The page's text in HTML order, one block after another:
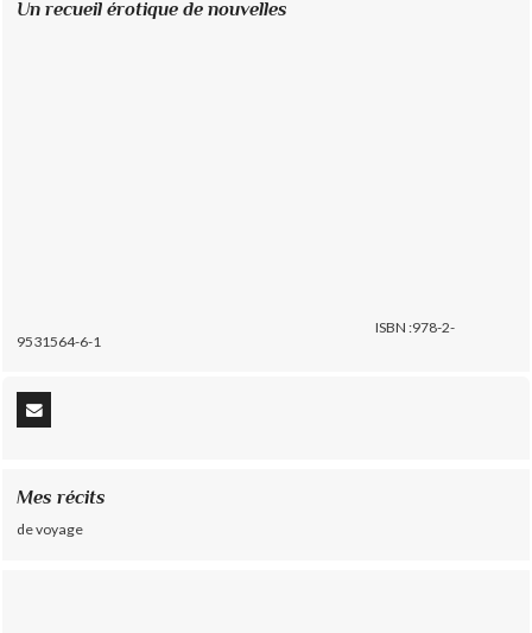
Un recueil érotique de nouvelles
ISBN :978-2-
9531564-6-1
Mes récits
de voyage